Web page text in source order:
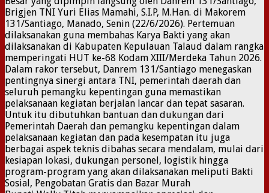
Brigjen TNI Yuri Elias Mamahi, S.I.P, M.Han. di Makorem
131/Santiago, Manado, Senin (22/6/2026). Pertemuan
dilaksanakan guna membahas Karya Bakti yang akan
dilaksanakan di Kabupaten Kepulauan Talaud dalam rangka
memperingati HUT ke-68 Kodam XIII/Merdeka Tahun 2026.
Dalam rakor tersebut, Danrem 131/Santiago menegaskan
pentingnya sinergi antara TNI, pemerintah daerah dan
seluruh pemangku kepentingan guna memastikan
pelaksanaan kegiatan berjalan lancar dan tepat sasaran.
Untuk itu dibutuhkan bantuan dan dukungan dari
Pemerintah Daerah dan pemangku kepentingan dalam
pelaksanaan kegiatan dan pada kesempatan itu juga
berbagai aspek teknis dibahas secara mendalam, mulai dari
kesiapan lokasi, dukungan personel, logistik hingga
program-program yang akan dilaksanakan meliputi Bakti
Sosial, Pengobatan Gratis dan Bazar Murah